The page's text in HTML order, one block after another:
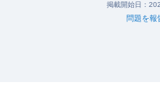
掲載開始日：
問題を報